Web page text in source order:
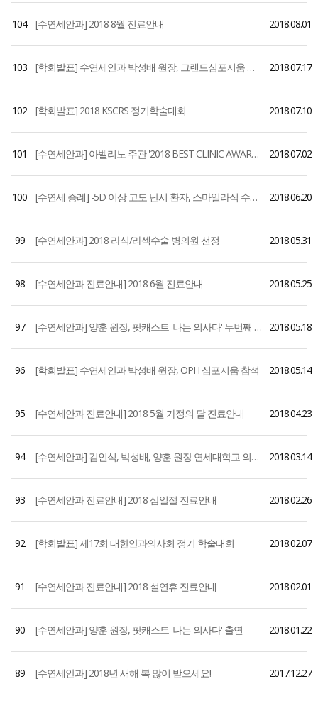
104 [수연세안과] 2018 8월 진료안내 2018.08.01
103 [학회발표] 수연세안과 박성배 원장, 그랜드심포지움 강연 2018.07.17
102 [학회발표] 2018 KSCRS 정기학술대회 2018.07.10
101 [수연세안과] 아벨리노 주관 '2018 BEST CLINIC AWARD' 5년연속 수상 2018.07.02
100 [수연세 증례] -5D 이상 고도 난시 환자, 스마일라식 수술 증례 - 박성배 원장 2018.06.20
99 [수연세안과] 2018 라식/라섹수술 병의원 선정 2018.05.31
98 [수연세안과 진료안내] 2018 6월 진료안내 2018.05.25
97 [수연세안과] 양훈 원장, 팟캐스트 '나는 의사다' 두번째 출연 2018.05.18
96 [학회발표] 수연세안과 박성배 원장, OPH 심포지움 참석 2018.05.14
95 [수연세안과 진료안내] 2018 5월 가정의 달 진료안내 2018.04.23
94 [수연세안과] 김인식, 박성배, 양훈 원장 연세대학교 의과대학 외래 조교수 위촉 2018.03.14
93 [수연세안과 진료안내] 2018 삼일절 진료안내 2018.02.26
92 [학회발표] 제17회 대한안과의사회 정기 학술대회 2018.02.07
91 [수연세안과 진료안내] 2018 설연휴 진료안내 2018.02.01
90 [수연세안과] 양훈 원장, 팟캐스트 '나는 의사다' 출연 2018.01.22
89 [수연세안과] 2018년 새해 복 많이 받으세요! 2017.12.27